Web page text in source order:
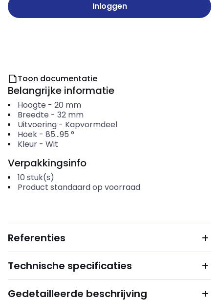
Inloggen
Toon documentatie
Belangrijke informatie
Hoogte - 20 mm
Breedte - 32 mm
Uitvoering- Kapvormdeel
Hoek- 85...95 °
Kleur- Wit
Verpakkingsinfo
10 stuk(s)
Product standaard op voorraad
Referenties
Technische specificaties
Gedetailleerde beschrijving